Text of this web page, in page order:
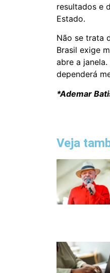
resultados e
Estado.
Não se trata
Brasil exige
abre a
dependerá
*Ademar
Veja